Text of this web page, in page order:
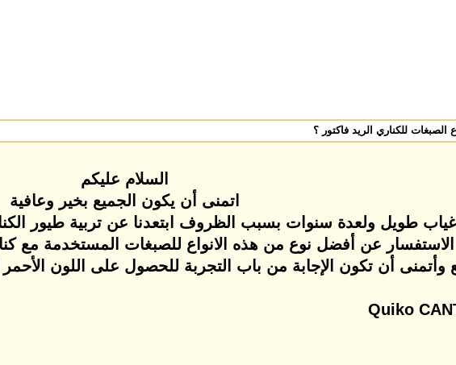
للكناري الريد فاكتور ؟
السلام عليكم
اتمنى أن يكون الجميع بخير وعافية
غياب طويل ولعدة سنوات بسبب الظروف ابتعدنا عن تربية طيور
الاستفسار عن أفضل نوع من هذه الانواع للصبغات المستخدمة مع
وأتمنى أن تكون الإجابة من باب التجربة للحصول على اللون الأحمر